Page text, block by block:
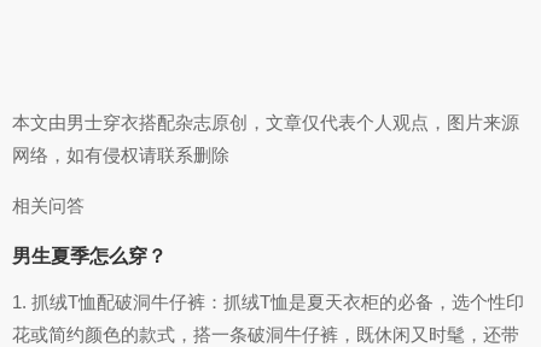
本文由男士穿衣搭配杂志原创，文章仅代表个人观点，图片来源
网络，如有侵权请联系删除
相关问答
男生夏季怎么穿？
1. 抓绒T恤配破洞牛仔裤：抓绒T恤是夏天衣柜的必备，选个性印
花或简约颜色的款式，搭一条破洞牛仔裤，既休闲又时髦，还带